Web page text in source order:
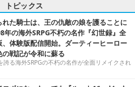
トピックス
れた騎士は、王の仇敵の娘を護ることに
の海外SRPG不朽の名作『幻世録』全
、体験版配信開始。ダーティーヒーロー
戦記が令和に蘇る
誇る海外SRPGの不朽の名作が全面リメイクされ